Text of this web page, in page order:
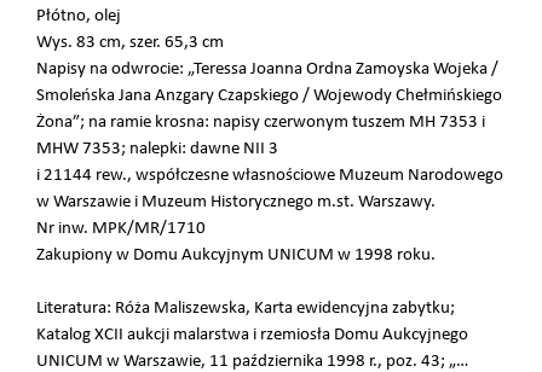
Płótno, olej
Wys. 83 cm, szer. 65,3 cm
Napisy na odwrocie: „Teressa Joanna Ordna Zamoyska Wojeka /
Smoleńska Jana Anzgary Czapskiego / Wojewody Chełmińskiego
Żona”; na ramie krosna: napisy czerwonym tuszem MH 7353 i
MHW 7353; nalepki: dawne NII 3
i 21144 rew., współczesne własnościowe Muzeum Narodowego
w Warszawie i Muzeum Historycznego m.st. Warszawy.
Nr inw. MPK/MR/1710
Zakupiony w Domu Aukcyjnym UNICUM w 1998 roku.
Literatura: Róża Maliszewska, Karta ewidencyjna zabytku;
Katalog XCII aukcji malarstwa i rzemiosła Domu Aukcyjnego
UNICUM w Warszawie, 11 października 1998 r., poz. 43; „…